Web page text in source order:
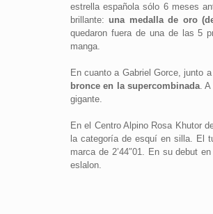
estrella española sólo 6 meses
brillante:una medalla de oro
quedaron fuera de una de las 5
manga.
En cuanto a Gabriel Gorce, junto
bronce en la supercombinada. A
gigante.
En el Centro Alpino Rosa Khutor
la categoría de esquí en silla. El
marca de 2’44″01. En su debut
eslalon.